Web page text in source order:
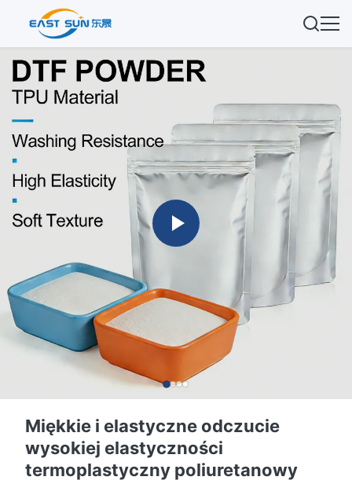
Miękkie i elastyczne odczucie
wysokiej elastyczności
termoplastyczny poliuretanowy